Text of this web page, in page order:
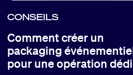
CONSEILS
Comment créer un
packaging
pour une opération